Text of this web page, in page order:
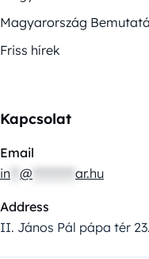
Magyarország
Friss hírek
Kapcsolat
Email
in @ ar.hu
Address
II. János Pál pápa tér